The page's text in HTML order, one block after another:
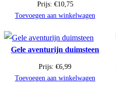
Prijs: €10,75
Toevoegen aan winkelwagen
Gele aventurijn duimsteen
Prijs: €6,99
Toevoegen aan winkelwagen